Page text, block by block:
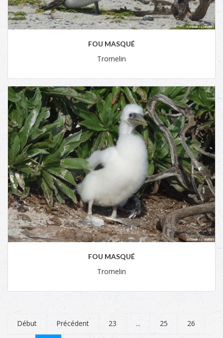
FOU MASQUÉ
Tromelin
FOU MASQUÉ
Tromelin
Début Précédent 23 ... 25 26